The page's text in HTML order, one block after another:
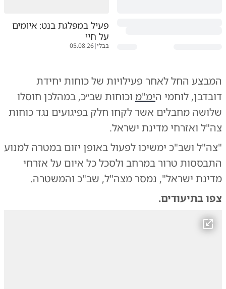
פעיל במפלגת בנט: איומים
על חיי
בבלי|
05.08.26
המבצע החל לאחר פעילויות של כוחות יחידת
דובדבן, לוחמי הימ"מ וכוחות שב״כ, במהלכן חוסלו
שלושה מחבלים אשר לקחו חלק בפיגועים נגד כוחות
צה"ל ואזרחי מדינת ישראל.
"צה"ל ושב"כ ימשיכו לפעול באופן יזום במטרה למנוע
התבססות טרור במרחב ולסכל כל איום על אזרחי
מדינת ישראל", נמסר מצה"ל, שב"כ והמשטרה.
צפו בתיעודים.